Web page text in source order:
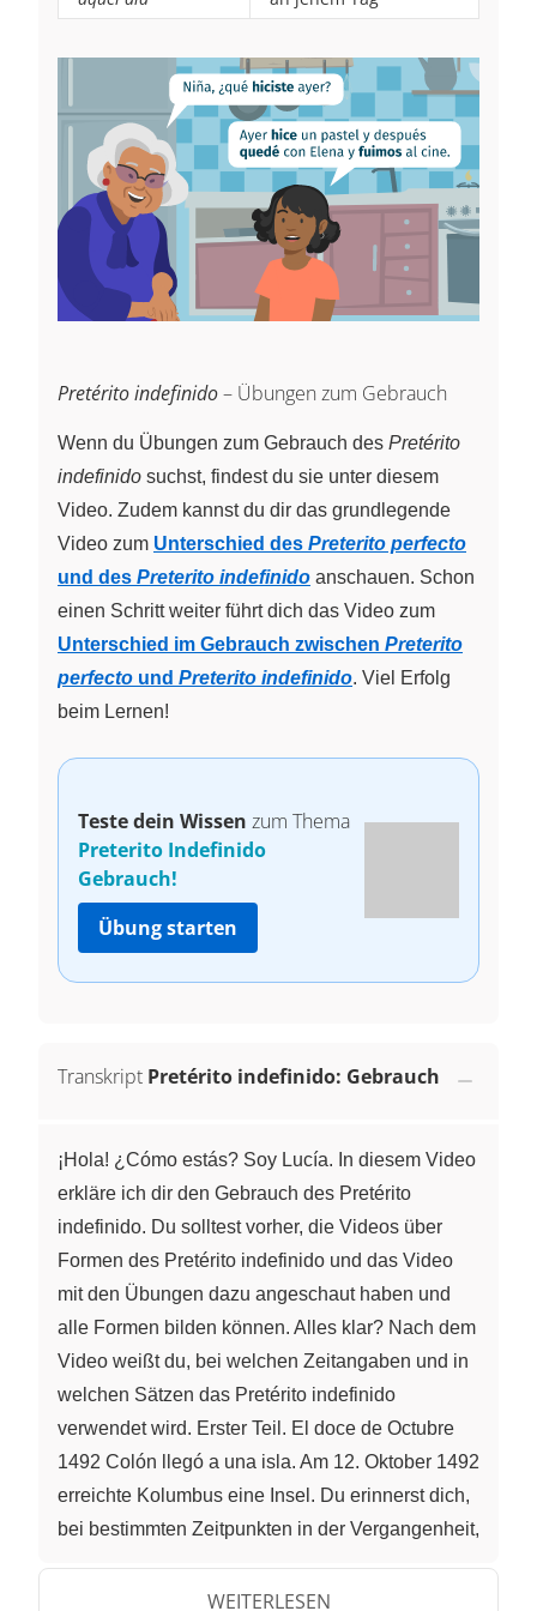
Pretérito indefinido– Übungen zum Gebrauch
Wenn du Übungen zum Gebrauch des Pretérito
indefinido suchst, findest du sie unter diesem
Video. Zudem kannst du dir das grundlegende
Video zum Unterschied des Preterito perfecto
und des Preterito indefinido anschauen. Schon
einen Schritt weiter führt dich das Video zum
Unterschied im Gebrauch zwischen Preterito
perfecto und Preterito indefinido. Viel Erfolg
beim Lernen!
Teste dein Wissen zum Thema
Preterito Indefinido
Gebrauch!
Übung starten
Transkript Pretérito indefinido: Gebrauch
¡Hola! ¿Cómo estás? Soy Lucía. In diesem Video
erkläre ich dir den Gebrauch des Pretérito
indefinido. Du solltest vorher, die Videos über
Formen des Pretérito indefinido und das Video
mit den Übungen dazu angeschaut haben und
alle Formen bilden können. Alles klar? Nach dem
Video weißt du, bei welchen Zeitangaben und in
welchen Sätzen das Pretérito indefinido
verwendet wird. Erster Teil. El doce de Octubre
1492 Colón llegó a una isla. Am 12. Oktober 1492
erreichte Kolumbus eine Insel. Du erinnerst dich,
bei bestimmten Zeitpunkten in der Vergangenheit,
verwendet. Ebenso ist es bei abgeschlossenen
WEITERLESEN